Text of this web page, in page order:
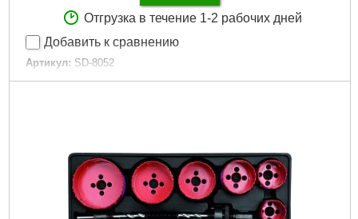
Отгрузка в течение 1-2 рабочих дней
Добавить к сравнению
Артикул: SD-8052
Код товара: 25.72.35
Габариты упаковки: 300x100x50 мм
Вес брутто: 3,000 г
Подробнее...